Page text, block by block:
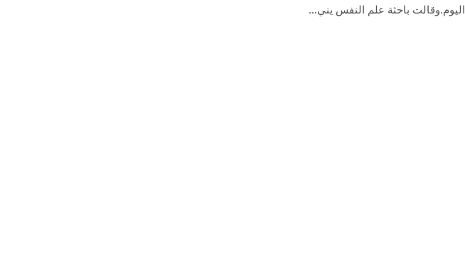
اليوم.وقالت باحثة علم النفس يني…